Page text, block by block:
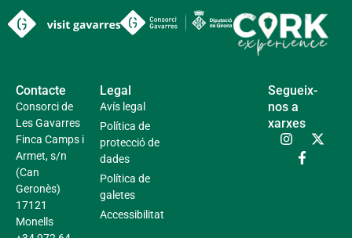
Contacte
Consorci de
Les Gavarres
Finca Camps i
Armet, s/n
(Can
Geronès)
17121
Monells
Legal
Avís legal
Política de
protecció de
dades
Política de
galetes
Accessibilitat
Segueix-
nos a
xarxes